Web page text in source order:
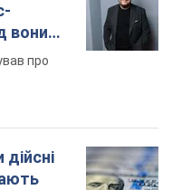
вони
про